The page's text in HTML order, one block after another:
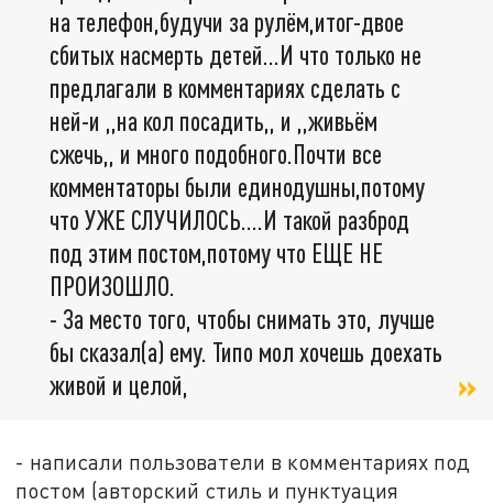
на телефон,будучи за рулём,итог-двое
сбитых насмерть детей...И что только не
предлагали в комментариях сделать с
ней-и ,,на кол посадить,, и ,,живьём
сжечь,, и много подобного.Почти все
комментаторы были единодушны,потому
что УЖЕ СЛУЧИЛОСЬ....И такой разброд
под этим постом,потому что ЕЩЕ НЕ
ПРОИЗОШЛО.
- За место того, чтобы снимать это, лучше
бы сказал(а) ему. Типо мол хочешь доехать
живой и целой,
- написали пользователи в комментариях под
постом (авторский стиль и пунктуация